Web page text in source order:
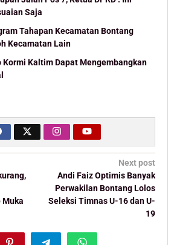
Saja
Tahapan Kecamatan Bontang
Kecamatan Lain
Kormi Kaltim Dapat Mengembangkan
Muka
Next post
Andi Faiz Optimis Banyak
Perwakilan Bontang Lolos
Seleksi Timnas U-16 dan U-
19